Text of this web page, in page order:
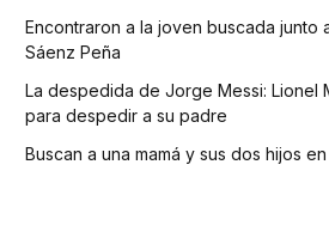
Encontraron a la joven buscada junto
Sáenz Peña
La despedida de Jorge Messi: Lionel
para despedir a su padre
Buscan a una mamá y sus dos hijos